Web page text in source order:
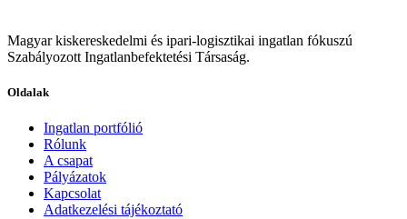
Magyar kiskereskedelmi és ipari-logisztikai ingatlan fókuszú
Szabályozott Ingatlanbefektetési Társaság.
Oldalak
Ingatlan portfólió
Rólunk
A csapat
Pályázatok
Kapcsolat
Adatkezelési tájékoztató